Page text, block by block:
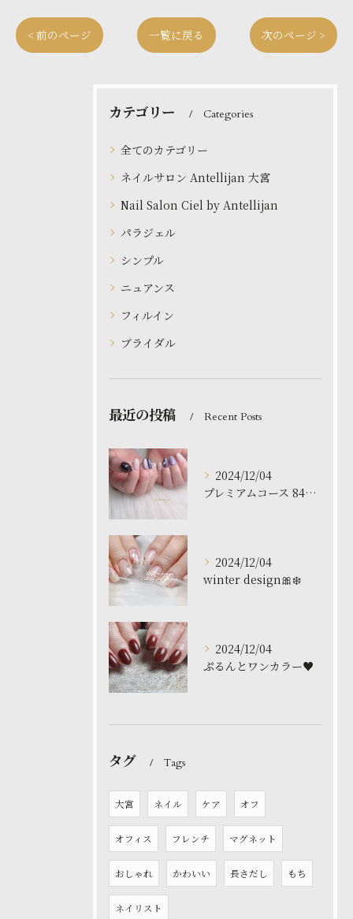
< 前のページ 一覧に戻る 次のページ >
カテゴリー Categories
全てのカテゴリー
ネイルサロン Antellijan 大宮
Nail Salon Ciel by Antellijan
パラジェル
シンプル
ニュアンス
フィルイン
ブライダル
最近の投稿 Recent Posts
2024/12/04
プレミアムコース 8480円
2024/12/04
winter design🎀❄️
2024/12/04
ぷるんとワンカラー♥️
タグ Tags
大宮 ネイル ケア オフ
オフィス フレンチ マグネット
おしゃれ かわいい 長さだし もち
ネイリスト